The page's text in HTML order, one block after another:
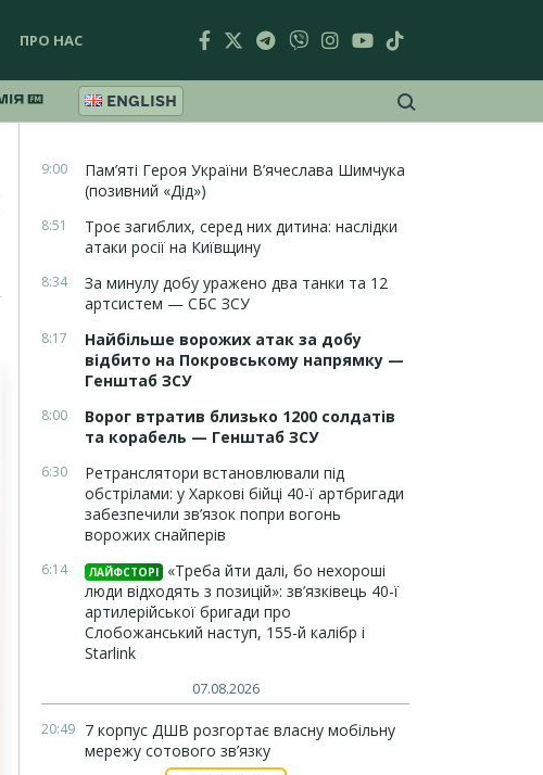
ПРО НАС
ENGLISH
9:00
Пам’яті Героя України В’ячеслава Шимчука
(позивний «Дід»)
8:51
Троє загиблих, серед них дитина: наслідки
атаки росії на Київщину
8:34
За минулу добу уражено два танки та 12
артсистем — СБС ЗСУ
8:17
Найбільше ворожих атак за добу
відбито на Покровському напрямку —
Генштаб ЗСУ
8:00
Ворог втратив близько 1200 солдатів
та корабель — Генштаб ЗСУ
6:30
Ретранслятори встановлювали під
обстрілами: у Харкові бійці 40-ї артбригади
забезпечили зв’язок попри вогонь
ворожих снайперів
6:14 ЛАЙФСТОРІ
«Треба йти далі, бо нехороші
люди відходять з позицій»: зв’язківець 40-ї
артилерійської бригади про
Слобожанський наступ, 155-й калібр і
Starlink
07.08.2026
20:49 7 корпус ДШВ розгортає власну мобільну
мережу сотового зв’язку